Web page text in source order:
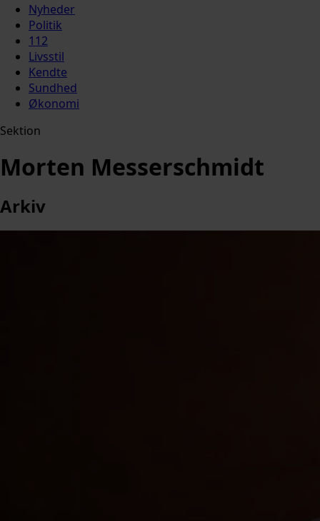
Nyheder
Politik
112
Livsstil
Kendte
Sundhed
Økonomi
Sektion
Morten Messerschmidt
Arkiv